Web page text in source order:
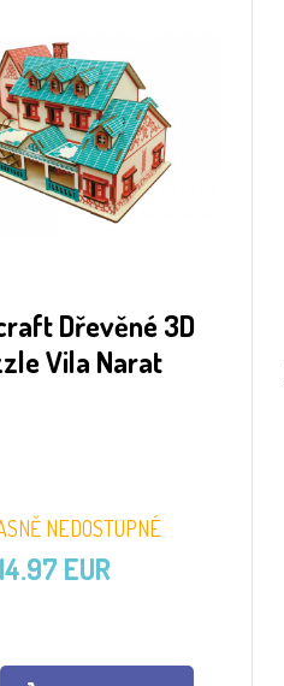
Dřevěné 3D
Vila Narat
NEDOSTUPNÉ
EUR